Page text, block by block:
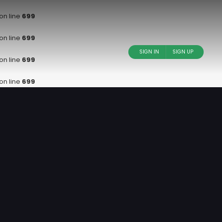
on line 699
line 699
SIGN IN SIGN UP
line 699
line 699